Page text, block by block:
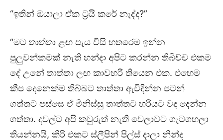
“ඉතින් ඔයාලා ඒක ට්‍රයි කරේ නැද්ද?”
“මට තාත්තා ළඟ පැය විසි හතරෙම ඉන්න
පුලුවන්කමක් නැති හන්දා අපිට කරන්න තිබිච්ච එකම
දේ උනේ තාත්තා ලඟ කාවහරි තියෙන එක. එහෙම
කීප දෙනෙක්ම තිබ්බට තාත්තා ඇවිදින්න පටන්
ගත්තට පස්සෙ ඒ මිනිස්සු තාත්තට හරියට වද දෙන්න
ගත්තා. දවල්ට අපි කවුරුත් නැති වෙලාවට ගැටගහලා
තියන්නයි, කිරි එකට ස්ලීපින් පිල්ස් දාලා නින්ද